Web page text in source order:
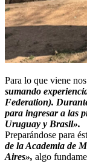
Para lo que viene
sumando
Federation).
para ingresar a las
Uruguay y Brasil».
Preparándose para
de la Academia de
Aires», algo